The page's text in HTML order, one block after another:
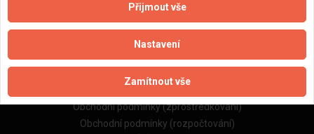
Důležité informace
Obchodní podmínky (zprostředkování)
Obchodní podmínky (rozpočtování)
Přijmout vše
Nastavení
Zamítnout vše